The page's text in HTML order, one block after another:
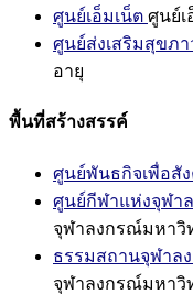
ศูนย์เอ็มเน็ต ศูนย์เ
ศูนย์ส่งเสริมสุขภา
อายุ
พื้นที่สร้างสรรค์
ศูนย์พันธกิจเพื่อสั
ศูนย์กีฬาแห่งจุฬา
จุฬาลงกรณ์มหาวิ
ธรรมสถานจุฬาล
จุฬาลงกรณ์มหาวิ